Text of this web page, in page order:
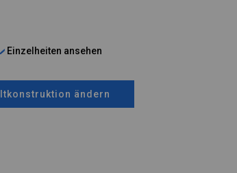
Einzelheiten ansehen
ändern